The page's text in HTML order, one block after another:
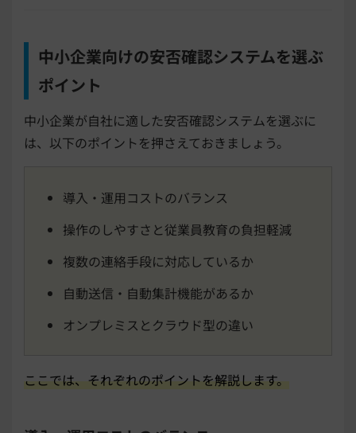
中小企業向けの安否確認システムを選ぶ
ポイント
中小企業が自社に適した安否確認システムを選ぶに
は、以下のポイントを押さえておきましょう。
導入・運用コストのバランス
操作のしやすさと従業員教育の負担軽減
複数の連絡手段に対応しているか
自動送信・自動集計機能があるか
オンプレミスとクラウド型の違い
ここでは、それぞれのポイントを解説します。